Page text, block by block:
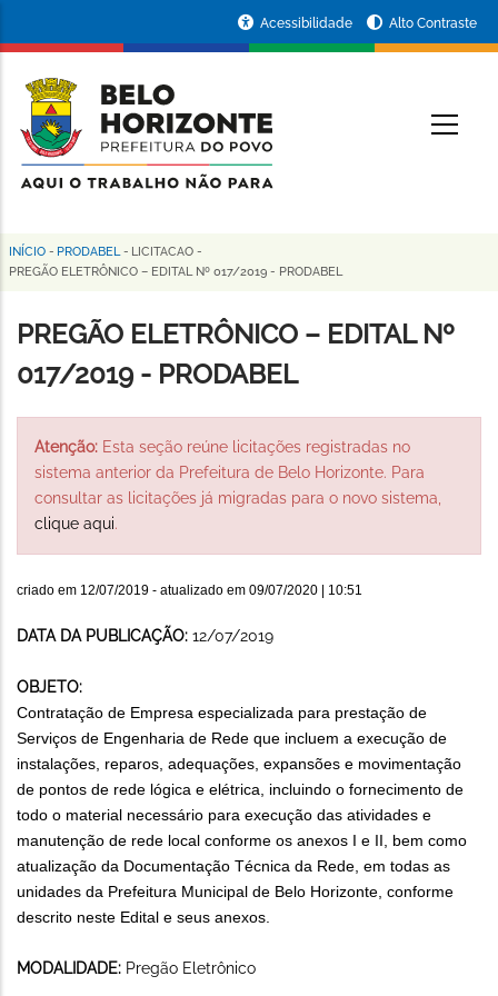
conteúdo
principal
da
Prefeitura
de
Horizonte
Acessibilidade Alto Contraste
Trilha
navegação
INÍCIO - PRODABEL - LICITACAO -
PREGÃO ELETRÔNICO – EDITAL Nº 017/2019 - PRODABEL
PREGÃO ELETRÔNICO – EDITAL Nº
017/2019 - PRODABEL
Atenção: Esta seção reúne licitações registradas no
sistema anterior da Prefeitura de Belo Horizonte. Para
consultar as licitações já migradas para o novo sistema,
clique aqui.
criado em 12/07/2019 - atualizado em 09/07/2020 | 10:51
DATA DA PUBLICAÇÃO: 12/07/2019
OBJETO:
Contratação de Empresa especializada para prestação de
Serviços de Engenharia de Rede que incluem a execução de
instalações, reparos, adequações, expansões e movimentação
de pontos de rede lógica e elétrica, incluindo o fornecimento de
todo o material necessário para execução das atividades e
manutenção de rede local conforme os anexos I e II, bem como
atualização da Documentação Técnica da Rede, em todas as
unidades da Prefeitura Municipal de Belo Horizonte, conforme
descrito neste Edital e seus anexos.
MODALIDADE: Pregão Eletrônico